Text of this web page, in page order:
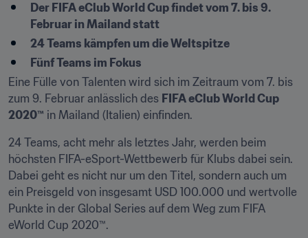
Der FIFA eClub World Cup findet vom 7. bis 9.
Februar in Mailand statt
24 Teams kämpfen um die Weltspitze
Fünf Teams im Fokus
Eine Fülle von Talenten wird sich im Zeitraum vom 7. bis
zum 9. Februar anlässlich des FIFA eClub World Cup
2020™ in Mailand (Italien) einfinden.
24 Teams, acht mehr als letztes Jahr, werden beim
höchsten FIFA-eSport-Wettbewerb für Klubs dabei sein.
Dabei geht es nicht nur um den Titel, sondern auch um
ein Preisgeld von insgesamt USD 100.000 und wertvolle
Punkte in der Global Series auf dem Weg zum FIFA
eWorld Cup 2020™.